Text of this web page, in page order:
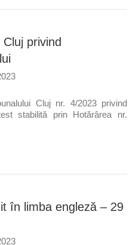
privind
Cluj nr. 4/2023 privind
stabilită prin Hotărârea nr.
în limba engleză – 29